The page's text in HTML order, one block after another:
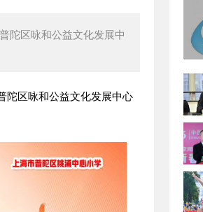
陀区咏和公益文化发展中
区咏和公益文化发展中心